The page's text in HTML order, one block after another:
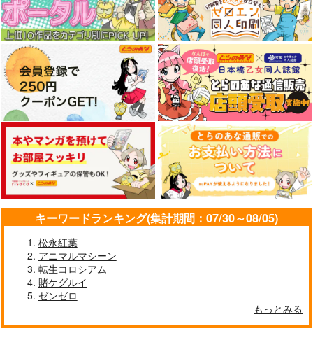
キーワードランキング(集計期間：07/30～08/05)
松永紅葉
アニマルマシーン
転生コロシアム
賭ケグルイ
ゼンゼロ
もっとみる